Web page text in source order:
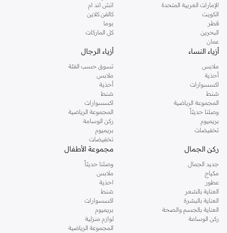
دوروثي بيركنز الشهيرة. تصفحي المجموعة كاملة في متجر دوروثي بيركنز اون لاين او
استخدمي القائمة لتحديد تجربة تسوق دوروثي بيركنز اون لاين. خدمة التوصيل السريعة
والدعم الاستثنائي يضمن لك تجربة تسوق ممتعة دائما مع نمشي.
الإمارات العربية المتحدة
الكويت
قطر
البحرين
عمان
اتش اند ام
كالفن كلاين
بوما
كل الماركات
أزياء النساء
ملابس
أحذية
اكسسوارات
شنط
المجموعة الرياضية
وصلنا حديثاً
بريميوم
تخفيضات
أزياء الرجال
تسوق حسب الفئة
ملابس
أحذية
شنط
اكسسوارات
المجموعة الرياضية
ركن الوسامة
بريميوم
تخفيضات
ركن الجمال
جديد الجمال
مكياج
عطور
العناية بالشعر
العناية بالبشرة
العناية بالجسم والصحة
ركن الوسامة
مجموعة الأطفال
وصلنا حديثاً
ملابس
احذية
شنط
اكسسوارات
بريميوم
لوازم منزلية
المجموعة الرياضية